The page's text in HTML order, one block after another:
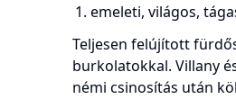
emeleti, világos,
Teljesen felújított
burkolatokkal. Villany
némi csinosítás után